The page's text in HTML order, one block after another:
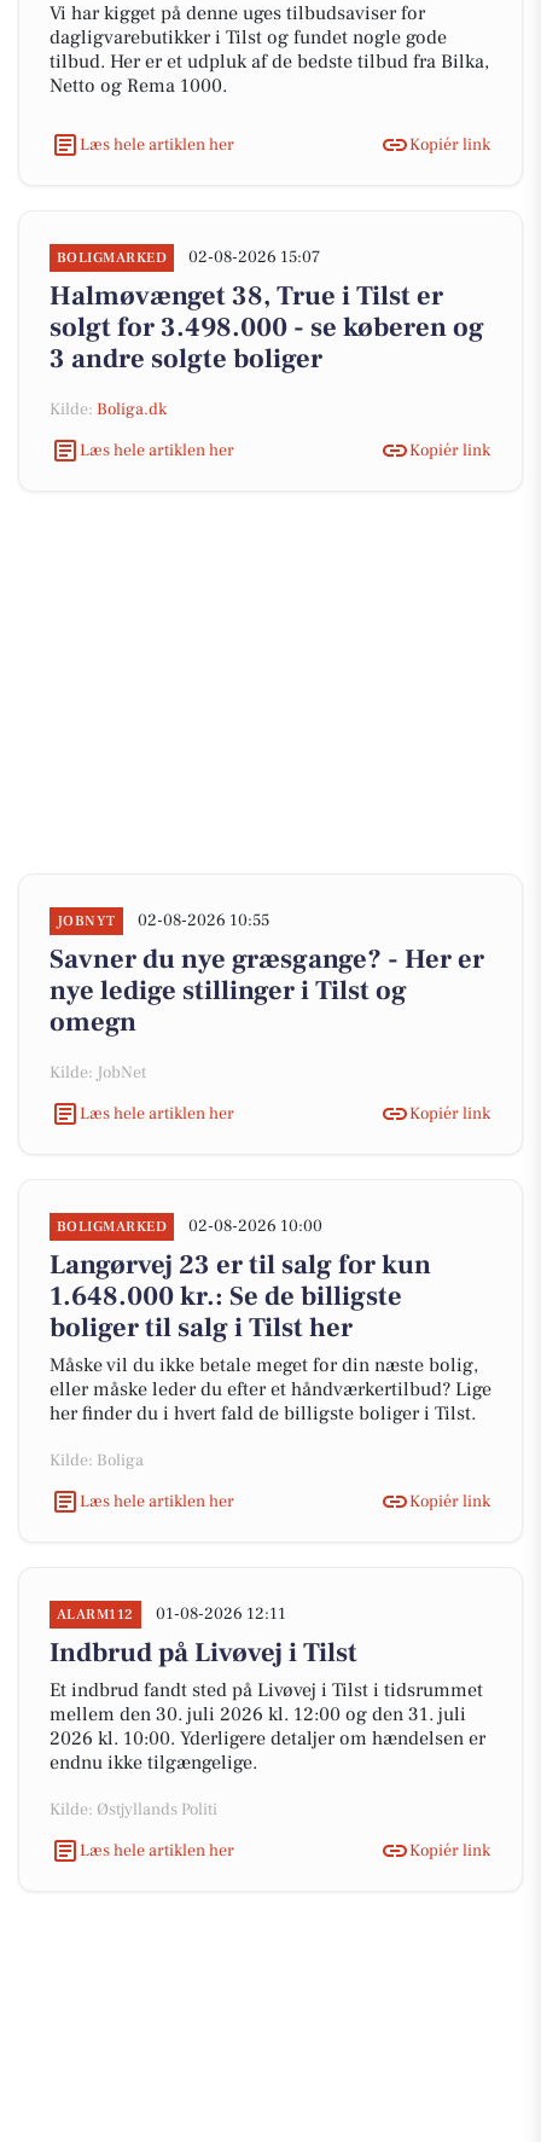
Vi har kigget på denne uges tilbudsaviser for
dagligvarebutikker i Tilst og fundet nogle gode
tilbud. Her er et udpluk af de bedste tilbud fra Bilka,
Netto og Rema 1000.
Læs hele artiklen her Kopiér link
BOLIGMARKED 02-08-2026 15:07
Halmøvænget 38, True i Tilst er
solgt for 3.498.000 - se køberen og
3 andre solgte boliger
Kilde: Boliga.dk
Læs hele artiklen her
Kopiér link
JOBNYT 02-08-2026 10:55
Savner du nye græsgange? - Her er
nye ledige stillinger i Tilst og
omegn
Kilde: JobNet
Læs hele artiklen her
Kopiér link
BOLIGMARKED 02-08-2026 10:00
Langørvej 23 er til salg for kun
1.648.000 kr.: Se de billigste
boliger til salg i Tilst her
Måske vil du ikke betale meget for din næste bolig,
eller måske leder du efter et håndværkertilbud? Lige
her finder du i hvert fald de billigste boliger i Tilst.
Kilde: Boliga
Læs hele artiklen her
Kopiér link
ALARM112 01-08-2026 12:11
Indbrud på Livøvej i Tilst
Et indbrud fandt sted på Livøvej i Tilst i tidsrummet
mellem den 30. juli 2026 kl. 12:00 og den 31. juli
2026 kl. 10:00. Yderligere detaljer om hændelsen er
endnu ikke tilgængelige.
Kilde: Østjyllands Politi
Læs hele artiklen her
Kopiér link